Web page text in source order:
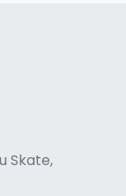
Skate,